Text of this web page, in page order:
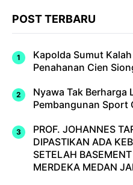
POST TERBARU
Kapolda Sumut
Penahanan Cien
Nyawa Tak Berharga
Pembangunan Sport
PROF. JOHANNES
DIPASTIKAN ADA
SETELAH
MERDEKA MEDAN